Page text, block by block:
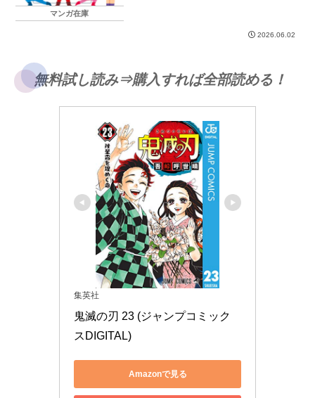
マンガ在庫
2026.06.02
無料試し読み⇒購入すれば全部読める！
集英社
鬼滅の刃 23 (ジャンプコミック
スDIGITAL)
Amazonで見る